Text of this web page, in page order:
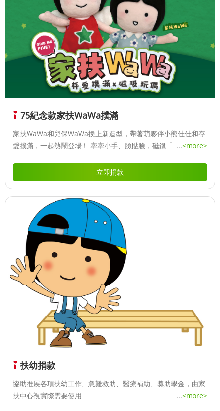
75紀念款家扶WaWa撲滿
家扶WaWa和兒保WaWa換上新造型，帶著萌夥伴小熊佳佳和存
愛撲滿，一起熱鬧登場！ 牽牽小手、臉貼臉，磁鐵「啪嗒」一
個可愛小提醒：「嘿～今天有幫孩子存愛心嗎？」
...<more>
立即捐款
扶幼捐款
協助推展各項扶幼工作、急難救助、醫療補助、獎助學金，由家
扶中心視實際需要使用
...<more>